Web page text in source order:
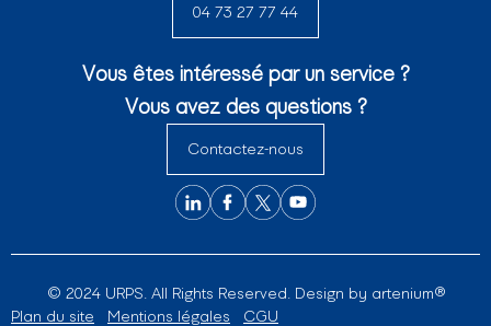
04 73 27 77 44
Vous êtes intéressé par un service ?
Vous avez des questions ?
Contactez-nous
© 2024 URPS. All Rights Reserved. Design by artenium®
Plan du site
Mentions légales CGU